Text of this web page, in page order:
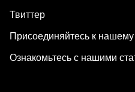
Твиттер
Присоединяйтесь к
Ознакомьтесь с нашими